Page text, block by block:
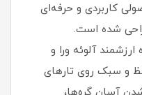
کاربردی و حرفه‌ای
شده است.
آلوئه ورا و
و سبک روی تارهای